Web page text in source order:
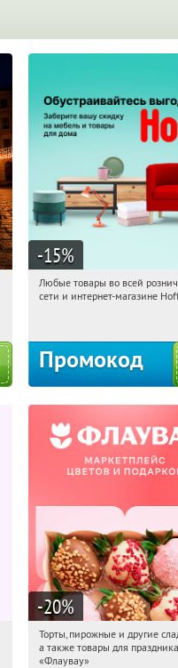
-15%
09:23:56
Любые товары во всей
сети и интернет-магазине
Промокод
-20%
09:23:56
Россия
Торты, пирожные и другие
а также товары для
«Флаувау»